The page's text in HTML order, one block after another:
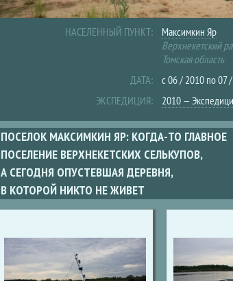
НАСЕЛЕННЫЙ ПУНКТ:
Максимкин Яр
Верхнекетский
Томская область
ДАТА:
с06 / 2010 по07
ЭКСПЕДИЦИЯ:
2010 —
ПОСЕЛОК МАКСИМКИН ЯР: КОГДА-ТО ГЛАВНОЕ
ПОСЕЛЕНИЕ ВЕРХНЕКЕТСКИХ СЕЛЬКУПОВ,
А СЕГОДНЯ ОПУСТЕВШАЯ ДЕРЕВНЯ,
В КОТОРОЙ НИКТО НЕ ЖИВЕТ